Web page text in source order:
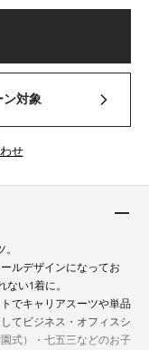
ン対象
せ
ルデザインになってお
い1着に。
でキャリアスーツや単品
てビジネス・オフィスシ
式）・七五三などのお子